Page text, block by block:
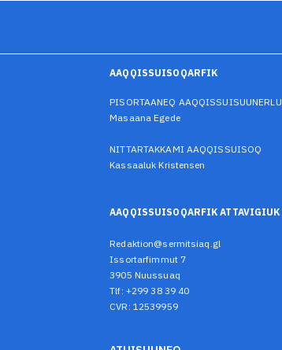
AAQQISSUISOQARFIK
PISORTAANEQ AAQQISSUISUUNERLU
Masaana Egede
NITTARTAKKAMI AAQQISSUISOQ
Kassaaluk Kristensen
AAQQISSUISOQARFIK ATTAVIGIUK
Redaktion@sermitsiaq.gl
Issortarfimmut 7
3905 Nuussuaq
Tlf: +299 38 39 40
CVR: 12539959